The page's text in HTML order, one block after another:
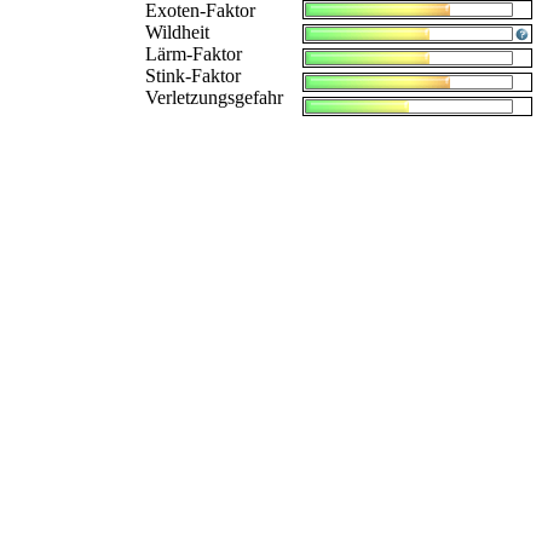
Exoten-Faktor
Wildheit
Lärm-Faktor
Stink-Faktor
Verletzungsgefahr